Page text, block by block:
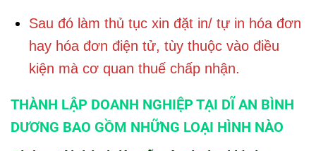
Sau đó làm thủ tục xin đặt in/ tự in hóa đơn
hay hóa đơn điện tử, tùy thuộc vào điều
kiện mà cơ quan thuế chấp nhận.
THÀNH LẬP DOANH NGHIỆP TẠI DĨ AN BÌNH
DƯƠNG BAO GỒM NHỮNG LOẠI HÌNH NÀO